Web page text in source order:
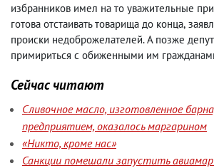
избранников имел на то уважительные
готова отстаивать товарища до конца,
происки недоброжелателей. А позже
примириться с обиженными им
Сейчас читают
Сливочное масло, изготовленное
предприятием, оказалось маргарином
«Никто, кроме нас»
Санкции помешали запустить